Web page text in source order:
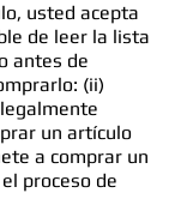
usted acepta
de leer la lista
antes de
(ii)
un artículo
a comprar un
proceso de